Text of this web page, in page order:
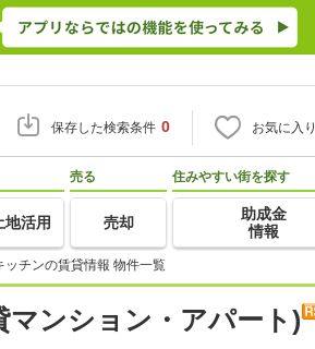
保存した検索条件 0 お気に入り
地活用
売る
売却
住みやすい街を探す
助成金
情報
チンの賃貸情報 物件一覧
マンション・アパート)